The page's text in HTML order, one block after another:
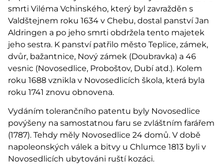
smrti Viléma Vchinského, který byl zavražděn s
Valdštejnem roku 1634 v Chebu, dostal panství Jan
Aldringen a po jeho smrti obdržela tento majetek
jeho sestra. K panství patřilo město Teplice, zámek,
dvůr, bažantnice, Nový zámek (Doubravka) a 46
vesnic (Novosedlice, Proboštov, Dubí atd.). Kolem
roku 1688 vznikla v Novosedlicích škola, která byla
roku 1741 znovu obnovena.
Vydáním tolerančního patentu byly Novosedlice
povýšeny na samostatnou faru se zvláštním farářem
(1787). Tehdy měly Novosedlice 24 domů. V době
napoleonských válek a bitvy u Chlumce 1813 byli v
Novosedlicích ubytováni ruští kozáci.